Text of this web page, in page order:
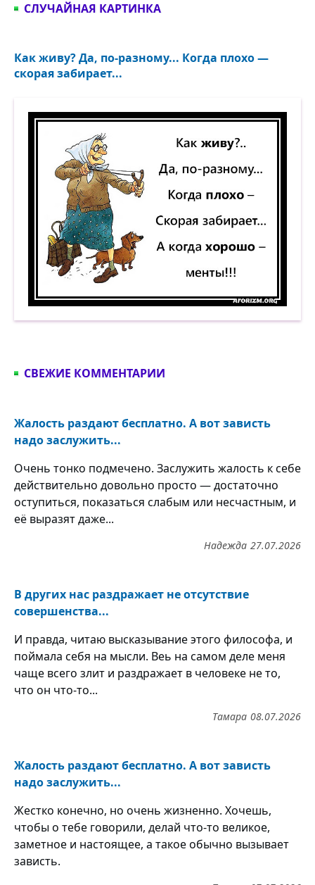
СЛУЧАЙНАЯ КАРТИНКА
Как живу? Да, по-разному... Когда плохо —
скорая забирает...
Как живу? Да, по-разному… Когда плохо —
СВЕЖИЕ КОММЕНТАРИИ
Жалость раздают бесплатно. А вот зависть
надо заслужить...
Очень тонко подмечено. Заслужить жалость к себе
действительно довольно просто — достаточно
оступиться, показаться слабым или несчастным, и
её выразят даже...
27.07.2026
Надежда
В других нас раздражает не отсутствие
совершенства...
И правда, читаю высказывание этого философа, и
поймала себя на мысли. Веь на самом деле меня
чаще всего злит и раздражает в человеке не то,
что он что-то...
08.07.2026
Тамара
Жалость раздают бесплатно. А вот зависть
надо заслужить...
Жестко конечно, но очень жизненно. Хочешь,
чтобы о тебе говорили, делай что-то великое,
заметное и настоящее, а такое обычно вызывает
зависть.